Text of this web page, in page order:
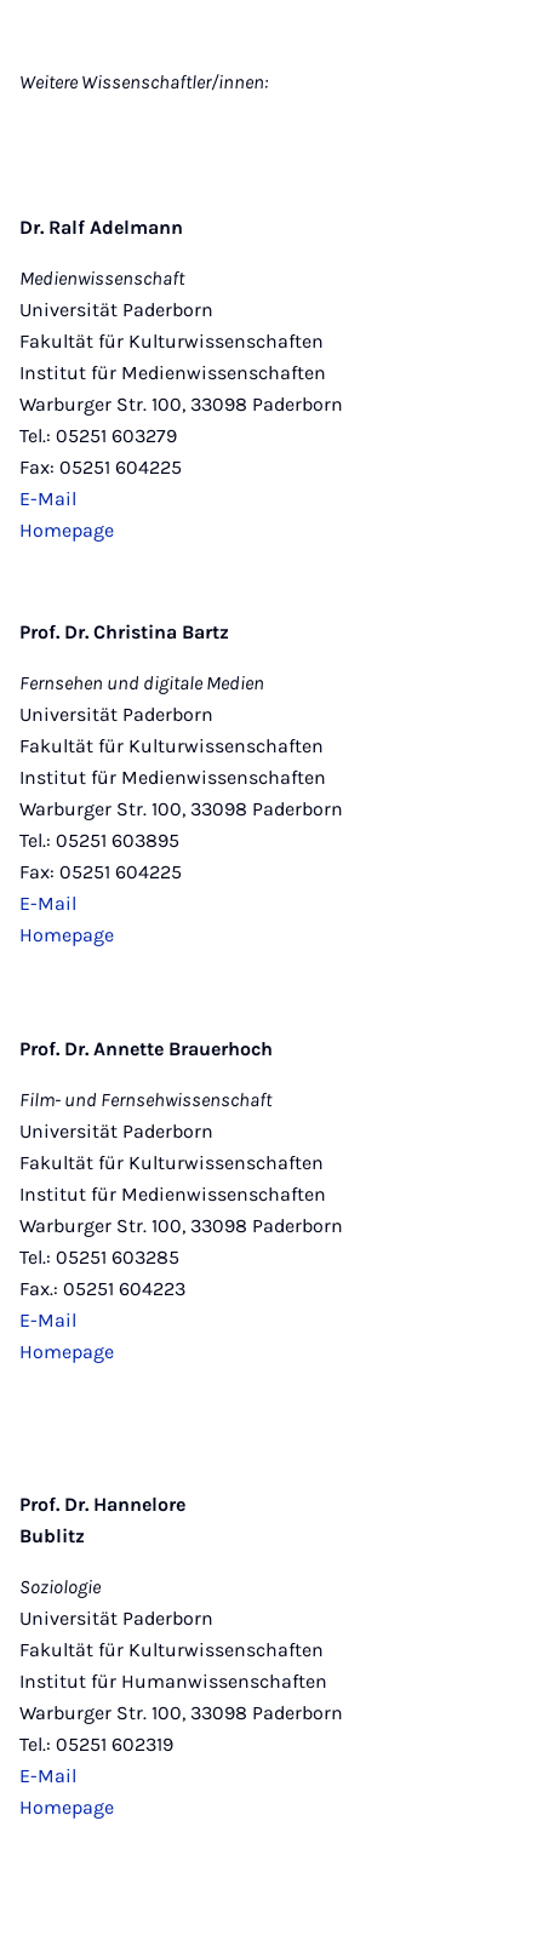
Weitere Wissenschaftler/innen:
Dr. Ralf Adelmann
Medienwissenschaft
Universität Paderborn
Fakultät für Kulturwissenschaften
Institut für Medienwissenschaften
Warburger Str. 100, 33098 Paderborn
Tel.: 05251 603279
Fax: 05251 604225
E-Mail
Homepage
Prof. Dr. Christina Bartz
Fernsehen und digitale Medien
Universität Paderborn
Fakultät für Kulturwissenschaften
Institut für Medienwissenschaften
Warburger Str. 100, 33098 Paderborn
Tel.: 05251 603895
Fax: 05251 604225
E-Mail
Homepage
Prof. Dr. Annette Brauerhoch
Film- und Fernsehwissenschaft
Universität Paderborn
Fakultät für Kulturwissenschaften
Institut für Medienwissenschaften
Warburger Str. 100, 33098 Paderborn
Tel.: 05251 603285
Fax.: 05251 604223
E-Mail
Homepage
Prof. Dr. Hannelore
Bublitz
Soziologie
Universität Paderborn
Fakultät für Kultur­wissen­schaften
Institut für Humanwissenschaften
Warburger Str. 100, 33098 Paderborn
Tel.: 05251 602319
E-Mail
Homepage